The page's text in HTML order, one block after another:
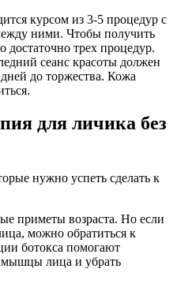
курсом из 3-5 процедур с
ними. Чтобы получить
трех процедур.
сеанс красоты должен
до торжества. Кожа
для личика без
приметы возраста. Но если
можно обратиться к
ботокса помогают
мышцы лица и убрать